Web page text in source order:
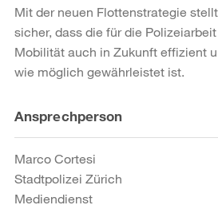
Mit der neuen Flottenstrategie
sicher, dass die für die
Mobilität auch in Zukunft effizient
wie möglich gewährleistet ist.
Weitere
Informationen
Ansprechperson
Marco Cortesi
Stadtpolizei Zürich
Mediendienst